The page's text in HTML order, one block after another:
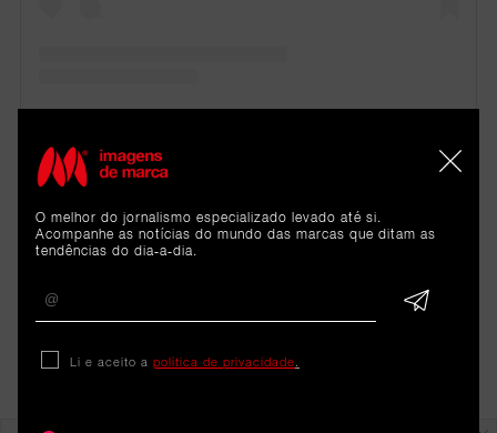
O melhor do jornalismo especializado levado até si.
Acompanhe as notícias do mundo das marcas que ditam as
tendências do dia-a-dia.
Li e aceito a política de privacidade.